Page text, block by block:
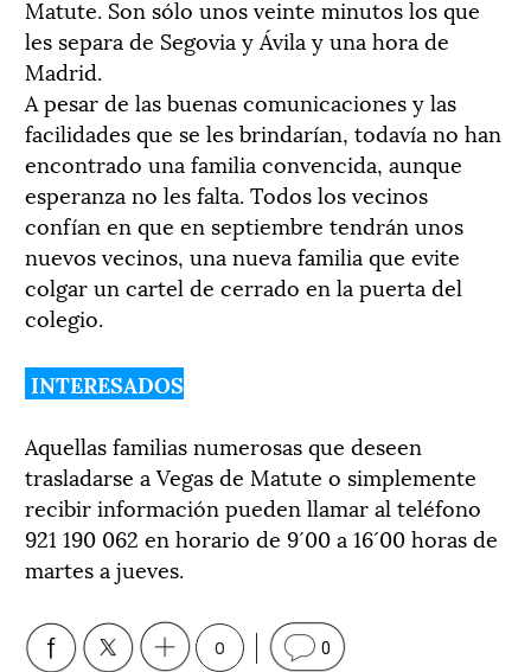
Matute. Son sólo unos veinte minutos los que
les separa de Segovia y Ávila y una hora de
Madrid.
A pesar de las buenas comunicaciones y las
facilidades que se les brindarían, todavía no han
encontrado una familia convencida, aunque
esperanza no les falta. Todos los vecinos
confían en que en septiembre tendrán unos
nuevos vecinos, una nueva familia que evite
colgar un cartel de cerrado en la puerta del
colegio.
INTERESADOS
Aquellas familias numerosas que deseen
trasladarse a Vegas de Matute o simplemente
recibir información pueden llamar al teléfono
921 190 062 en horario de 9´00 a 16´00 horas de
martes a jueves.
0 0